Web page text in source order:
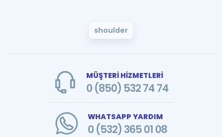
shoulder
MÜŞTERİ HİZMETLERİ
0 (850) 532 74 74
WHATSAPP YARDIM
0 (532) 365 01 08